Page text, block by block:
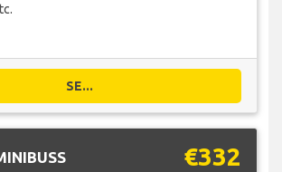
SE...
€332